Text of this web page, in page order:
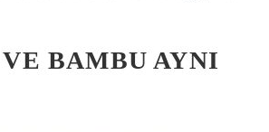
BAMBU AYNI